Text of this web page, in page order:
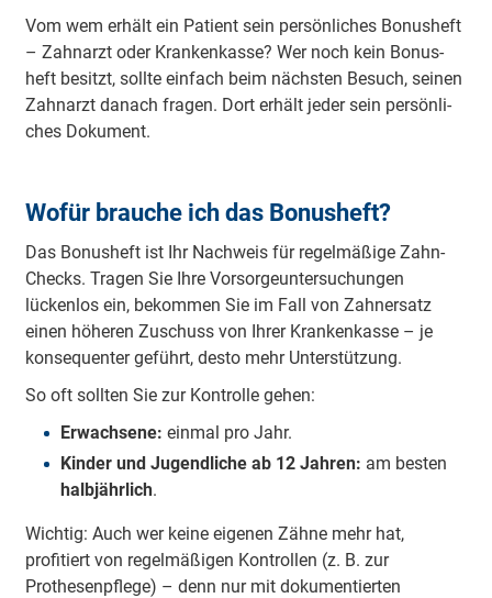
Vom wem er­hält ein Pa­tient sein per­sön­li­ches Bon­us­heft
– Zahn­arzt oder Krank­en­kasse? Wer noch kein Bon­us­
heft be­sitzt, soll­te ein­fach beim nächs­ten Be­such, sei­nen
Zahn­arzt da­nach fra­gen. Dort er­hält je­der sein per­sön­li­
ches Do­ku­ment.
Wo­für brau­che ich das Bon­us­heft?
Das Bonusheft ist Ihr Nachweis für regelmäßige Zahn-
Checks. Tragen Sie Ihre Vorsorgeuntersuchungen
lückenlos ein, bekommen Sie im Fall von Zahnersatz
einen höheren Zuschuss von Ihrer Krankenkasse – je
konsequenter geführt, desto mehr Unterstützung.
So oft sollten Sie zur Kontrolle gehen:
Erwachsene: einmal pro Jahr.
Kinder und Jugendliche ab 12 Jahren: am besten
halbjährlich.
Wichtig: Auch wer keine eigenen Zähne mehr hat,
profitiert von regelmäßigen Kontrollen (z. B. zur
Prothesenpflege) – denn nur mit dokumentierten